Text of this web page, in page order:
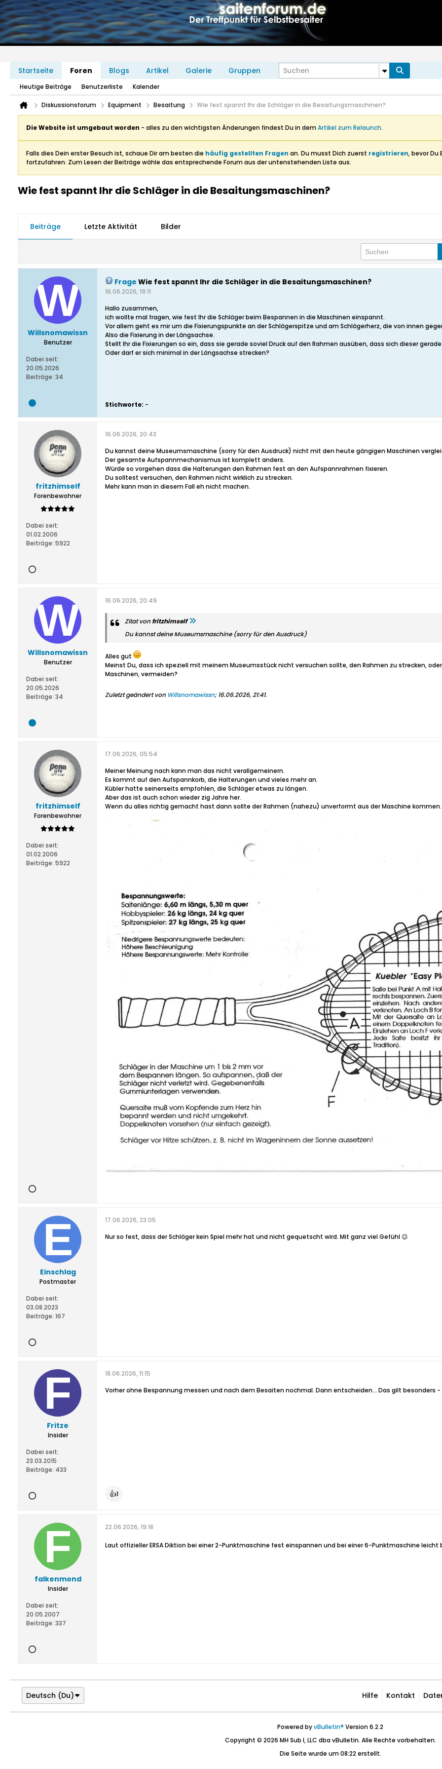
Startseite Foren Blogs Artikel Galerie Gruppen
Heutige Beiträge Benutzerliste Kalender
Diskussionsforum Equipment Besaitung Wie fest spannt Ihr die Schläger in die Besaitungsmaschinen?
Die Website ist umgebaut worden - alles zu den wichtigsten Änderungen findest Du in demArtikel zum Relaunch.
Falls dies Dein erster Besuch ist, schaue Dir am besten die häufig gestellten Fragen an. Du musst Dich zuerst registrieren, bevor Du
fortzufahren. Zum Lesen der Beiträge wähle das entsprechende Forum aus der untenstehenden Liste aus.
Wie fest spannt Ihr die Schläger in die Besaitungsmaschinen?
Beiträge Letzte Aktivität Bilder
Willsnomawissn
Benutzer
Dabei seit:
20.05.2026
Beiträge: 34
Frage Wie fest spannt Ihr die Schläger in die Besaitungsmaschinen?
16.06.2026, 19:11
Hallo zusammen,
ich wollte mal fragen, wie fest Ihr die Schläger beim Bespannen in die Maschinen einspannt.
Vor allem geht es mir um die Fixierungspunkte an der Schlägerspitze und am Schlägerherz, die von innen
Also die Fixierung in der Längsachse.
Stellt Ihr die Fixierungen so ein, dass sie gerade soviel Druck auf den Rahmen ausüben, dass sich dieser
Oder darf er sich minimal in der Längsachse strecken?
Stichworte: -
fritzhimself
Forenbewohner
Dabei seit:
01.02.2006
Beiträge: 5922
16.06.2026, 20:43
Du kannst deine Museumsmaschine (sorry für den Ausdruck) nicht mit den heute gängigen Maschinen
Der gesamte Aufspannmechanismus ist komplett anders.
Würde so vorgehen dass die Halterungen den Rahmen fest an den Aufspannrahmen fixieren.
Du solltest versuchen, den Rahmen nicht wirklich zu strecken.
Mehr kann man in diesem Fall eh nicht machen.
Willsnomawissn
Benutzer
Dabei seit:
20.05.2026
Beiträge: 34
16.06.2026, 20:49
Zitat von fritzhimself
Du kannst deine Museumsmaschine (sorry für den Ausdruck)
Alles gut
Meinst Du, dass ich speziell mit meinem Museumsstück nicht versuchen sollte, den Rahmen zu strecken,
Maschinen, vermeiden?
Zuletzt geändert von Willsnomawissn; 16.06.2026, 21:41.
fritzhimself
Forenbewohner
Dabei seit:
01.02.2006
Beiträge: 5922
17.06.2026, 05:54
Meiner Meinung nach kann man das nicht verallgemeinern.
Es kommt auf den Aufspannkorb, die Halterungen und vieles mehr an.
Kübler hatte seinerseits empfohlen, die Schläger etwas zu längen.
Aber das ist auch schon wieder zig Jahre her.
Wenn du alles richtig gemacht hast dann sollte der Rahmen (nahezu) unverformt aus der Maschine kommen.
Einschlag
Postmaster
Dabei seit:
03.08.2023
Beiträge: 167
17.06.2026, 23:05
Nur so fest, dass der Schläger kein Spiel mehr hat und nicht gequetscht wird. Mit ganz viel Gefühl 😉
Fritze
Insider
Dabei seit:
23.03.2015
Beiträge: 433
18.06.2026, 11:15
Vorher ohne Bespannung messen und nach dem Besaiten nochmal. Dann entscheiden... Das gilt besonders
👍1
falkenmond
Insider
Dabei seit:
20.05.2007
Beiträge: 337
22.06.2026, 19:18
Laut offizieller ERSA Diktion bei einer 2-Punktmaschine fest einspannen und bei einer 6-Punktmaschine
Deutsch (Du) Hilfe Kontakt
Powered byvBulletin® Version 6.2.2
Copyright © 2026 MH Sub I, LLC dba vBulletin. Alle Rechte vorbehalten.
Die Seite wurde um 08:22 erstellt.